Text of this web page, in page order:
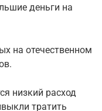
деньги на
на отечественном
низкий расход
тратить